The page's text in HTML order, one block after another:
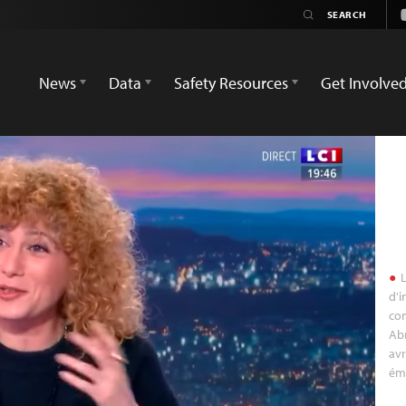
News
Data Safety Resources Get Involved